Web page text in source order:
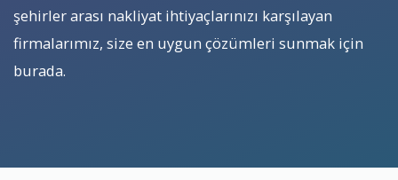
şehirler arası nakliyat ihtiyaçlarınızı karşılayan
firmalarımız, size en uygun çözümleri sunmak için
burada.